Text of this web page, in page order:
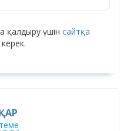
қалдыру үшін сайтқа
керек.